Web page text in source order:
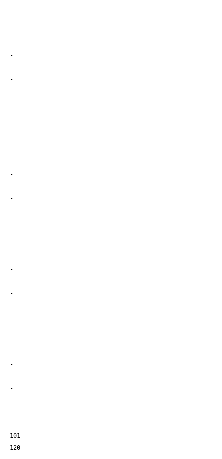
-
-
-
-
-
-
-
-
-
-
-
-
-
-
-
-
-
-
101
120